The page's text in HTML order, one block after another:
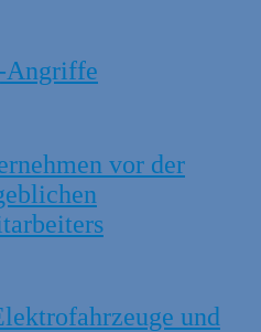
Angriffe
vor der
und